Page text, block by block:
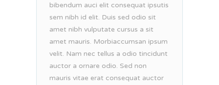
bibendum auci elit consequat ipsutis
sem nibh id elit. Duis sed odio sit
amet nibh vulputate cursus a sit
amet mauris. Morbiaccumsan ipsum
velit. Nam nec tellus a odio tincidunt
auctor a ornare odio. Sed non
mauris vitae erat consequat auctor